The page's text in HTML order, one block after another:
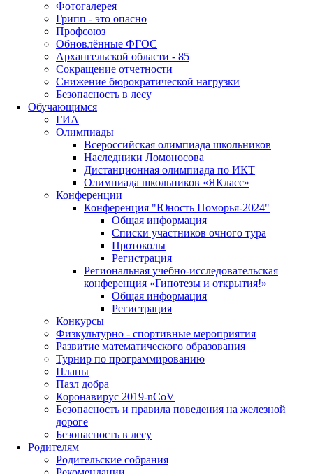
Фотогалерея
Грипп - это опасно
Профсоюз
Обновлённые ФГОС
Архангельской области - 85
Сокращение отчетности
Снижение бюрократической нагрузки
Безопасность в лесу
Обучающимся
ГИА
Олимпиады
Всероссийская олимпиада школьников
Наследники Ломоносова
Дистанционная олимпиада по ИКТ
Олимпиада школьников «ЯКласс»
Конференции
Конференция "Юность Поморья-2024"
Общая информация
Списки участников очного тура
Протоколы
Регистрация
Региональная учебно-исследовательская
конференция «Гипотезы и открытия!»
Общая информация
Регистрация
Конкурсы
Физкультурно - спортивные мероприятия
Развитие математического образования
Турнир по программированию
Планы
Пазл добра
Коронавирус 2019-nCoV
Безопасность и правила поведения на железной
дороге
Безопасность в лесу
Родителям
Родительские собрания